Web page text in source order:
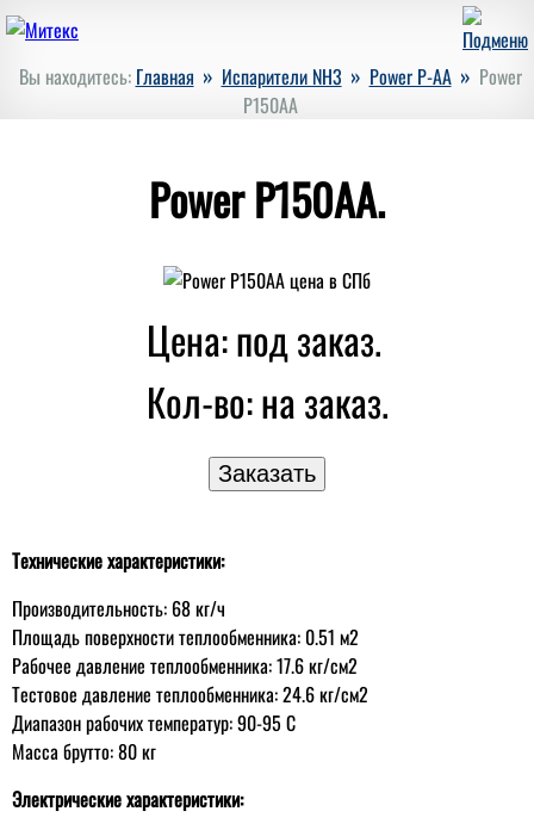
Вы находитесь: Главная » Испарители NH3 » Power P-AA » Power
P150AA
Power P150AA.
Цена: под заказ.
Кол-во:на заказ.
Технические характеристики:
Производительность: 68 кг/ч
Площадь поверхности теплообменника: 0.51 м2
Рабочее давление теплообменника: 17.6 кг/см2
Тестовое давление теплообменника: 24.6 кг/см2
Диапазон рабочих температур: 90-95 C
Масса брутто: 80 кг
Электрические характеристики: